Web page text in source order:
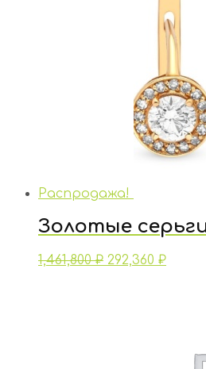
Распродажа!
Золотые
1,461,800₽ 292,360 ₽